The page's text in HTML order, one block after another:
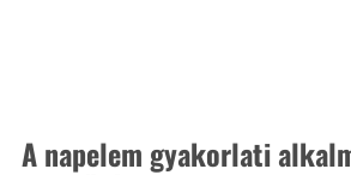
A napelem gyakorlati